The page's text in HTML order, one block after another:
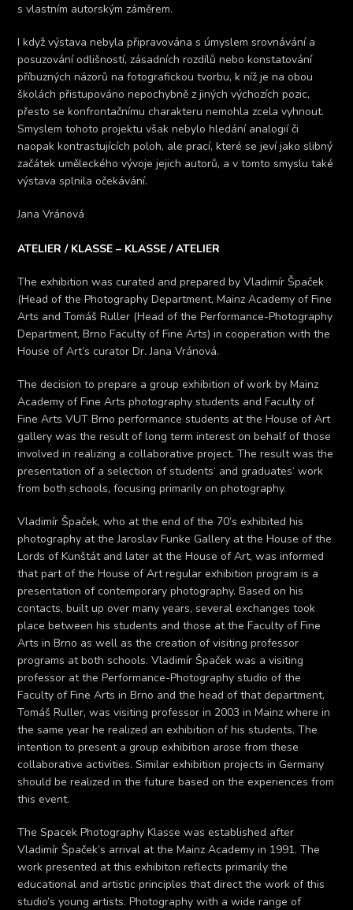
s vlastním autorským záměrem.
I když výstava nebyla připravována s úmyslem srovnávání a
posuzování odlišností, zásadních rozdílů nebo konstatování
příbuzných názorů na fotografickou tvorbu, k níž je na obou
školách přistupováno nepochybně z jiných výchozích pozic,
přesto se konfrontačnímu charakteru nemohla zcela vyhnout.
Smyslem tohoto projektu však nebylo hledání analogií či
naopak kontrastujících poloh, ale prací, které se jeví jako slibný
začátek uměleckého vývoje jejich autorů, a v tomto smyslu také
výstava splnila očekávání.
Jana Vránová
ATELIER / KLASSE – KLASSE / ATELIER
The exhibition was curated and prepared by Vladimír Špaček
(Head of the Photography Department, Mainz Academy of Fine
Arts and Tomáš Ruller (Head of the Performance-Photography
Department, Brno Faculty of Fine Arts) in cooperation with the
House of Art’s curator Dr. Jana Vránová.
The decision to prepare a group exhibition of work by Mainz
Academy of Fine Arts photography students and Faculty of
Fine Arts VUT Brno performance students at the House of Art
gallery was the result of long term interest on behalf of those
involved in realizing a collaborative project. The result was the
presentation of a selection of students‘ and graduates‘ work
from both schools, focusing primarily on photography.
Vladimír Špaček, who at the end of the 70’s exhibited his
photography at the Jaroslav Funke Gallery at the House of the
Lords of Kunštát and later at the House of Art, was informed
that part of the House of Art regular exhibition program is a
presentation of contemporary photography. Based on his
contacts, built up over many years, several exchanges took
place between his students and those at the Faculty of Fine
Arts in Brno as well as the creation of visiting professor
programs at both schools. Vladimír Špaček was a visiting
professor at the Performance-Photography studio of the
Faculty of Fine Arts in Brno and the head of that department,
Tomáš Ruller, was visiting professor in 2003 in Mainz where in
the same year he realized an exhibition of his students. The
intention to present a group exhibition arose from these
collaborative activities. Similar exhibition projects in Germany
should be realized in the future based on the experiences from
this event.
The Spacek Photography Klasse was established after
Vladimír Špaček’s arrival at the Mainz Academy in 1991. The
work presented at this exhibiton reflects primarily the
educational and artistic principles that direct the work of this
studio’s young artists. Photography with a wide range of